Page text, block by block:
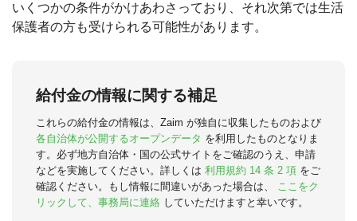
いくつかの条件がかけあわさっており、それ次第では生活
保護者の方も受けられる可能性があります。
給付金の情報に関する補足
これらの給付金の情報は、Zaim が独自に収集したものおよび
各自治体が公開するオープンデータ を利用したものとなりま
す。必ず地方自治体・国の公式サイトをご確認のうえ、申請
などを実施してください。詳しくは 利用規約 14 条 2 項 をご
確認ください。もし情報に間違いがあった場合は、
ここをク
リックして、事務局に連絡 していただけますと幸いです。